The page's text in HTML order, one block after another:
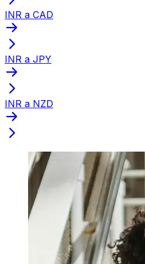
INR a CAD
INR a JPY
INR a NZD